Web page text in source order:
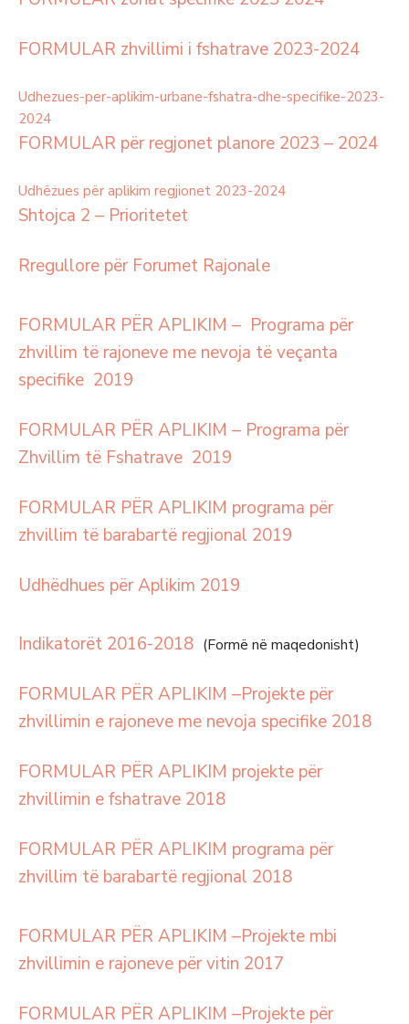
FORMULAR zhvillimi i fshatrave 2023-2024
Udhezues-per-aplikim-urbane-fshatra-dhe-specifike-2023-
2024
FORMULAR për regjonet planore 2023 – 2024
Udhëzues për aplikim regjionet 2023-2024
Shtojca 2 – Prioritetet
Rregullore për Forumet Rajonale
FORMULAR PËR APLIKIM – Programa për
zhvillim të rajoneve me nevoja të veçanta
specifike 2019
FORMULAR PËR APLIKIM – Programa për
Zhvillim të Fshatrave 2019
FORMULAR PËR APLIKIM programa për
zhvillim të barabartë regjional 2019
Udhëdhues për Aplikim 2019
Indikatorët 2016-2018 (Formë në maqedonisht)
FORMULAR PËR APLIKIM –Projekte për
zhvillimin e rajoneve me nevoja specifike 2018
FORMULAR PËR APLIKIM projekte për
zhvillimin e fshatrave 2018
FORMULAR PËR APLIKIM programa për
zhvillim të barabartë regjional 2018
FORMULAR PËR APLIKIM –Projekte mbi
zhvillimin e rajoneve për vitin 2017
FORMULAR PËR APLIKIM –Projekte për